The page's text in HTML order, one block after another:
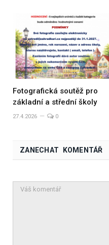
Fotografická soutěž pro
základní a střední školy
27.4.2026 0
ZANECHAT KOMENTÁŘ